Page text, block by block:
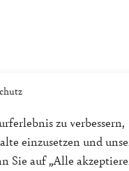
zu verbessern,
einzusetzen und
Sie auf „Alle